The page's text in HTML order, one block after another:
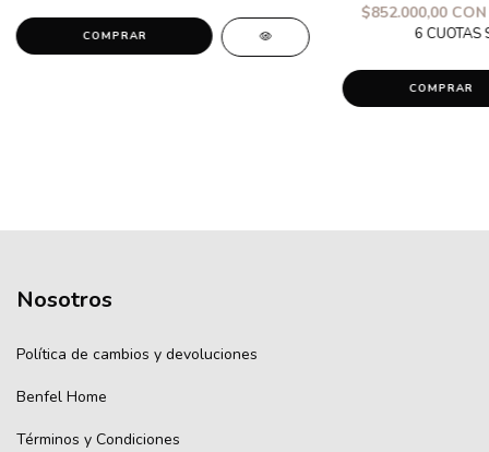
$852.000,00 CON
Nosotros
Política de cambios y devoluciones
Benfel Home
Términos y Condiciones